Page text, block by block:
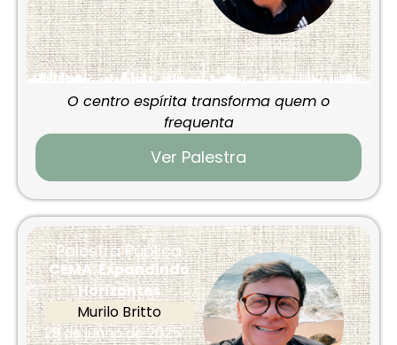
O centro espírita transforma quem o
frequenta
Ver Palestra
Palestra Pública
CEMA: Expandindo
Horizontes
Murilo Britto
29 de junho de 2025